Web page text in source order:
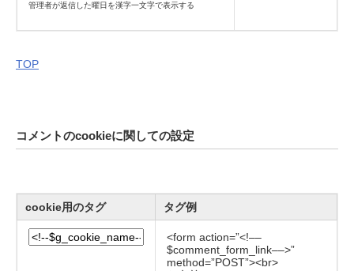
管理者が返信した曜日を漢字一文字で表示する
TOP
コメントのcookieに関しての設定
cookie用のタグ タグ例
<form action=”<!––
$comment_form_link––>”
method=”POST”><br>